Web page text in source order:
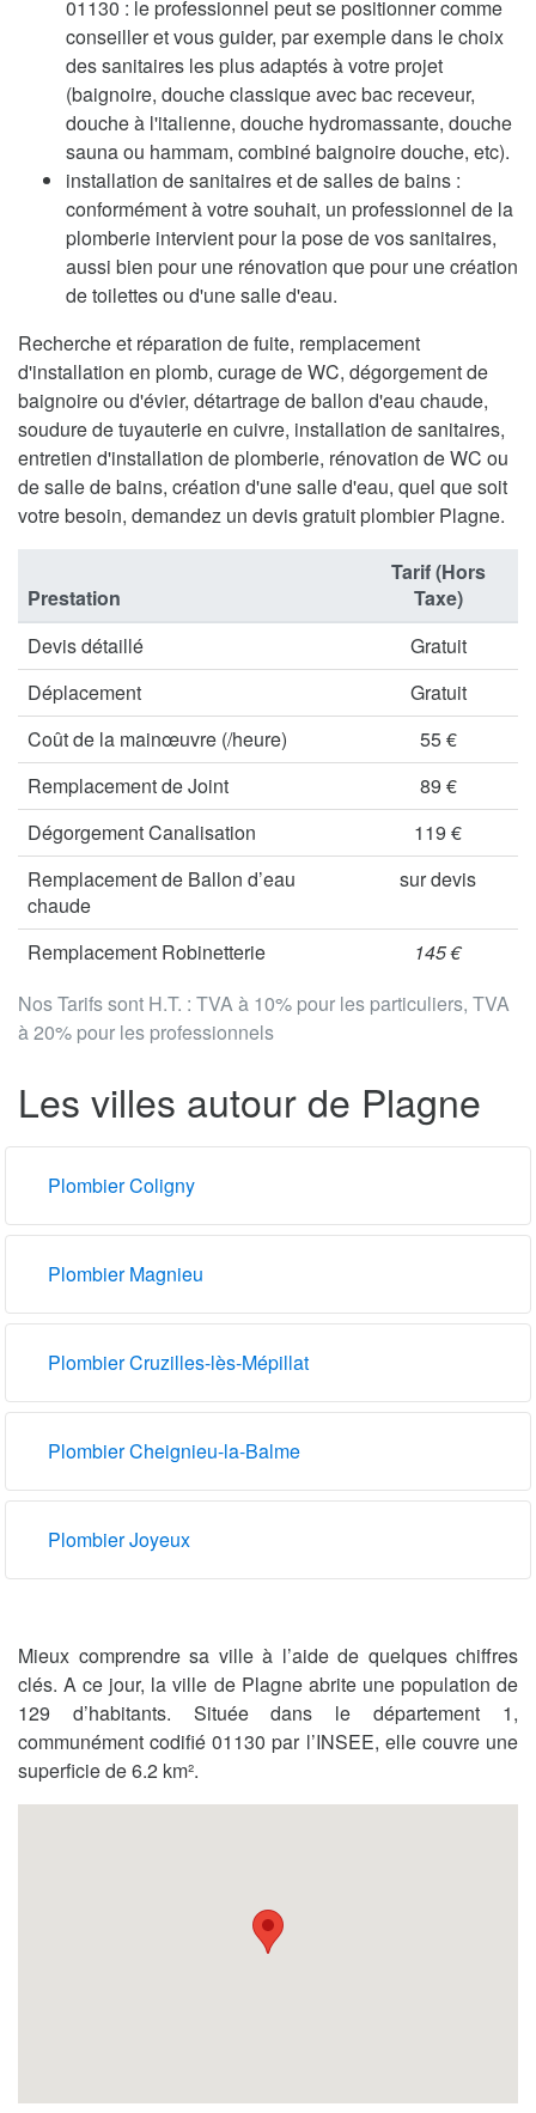
01130 : le professionnel peut se positionner comme
conseiller et vous guider, par exemple dans le choix
des sanitaires les plus adaptés à votre projet
(baignoire, douche classique avec bac receveur,
douche à l'italienne, douche hydromassante, douche
sauna ou hammam, combiné baignoire douche, etc).
installation de sanitaires et de salles de bains :
conformément à votre souhait, un professionnel de la
plomberie intervient pour la pose de vos sanitaires,
aussi bien pour une rénovation que pour une création
de toilettes ou d'une salle d'eau.
Recherche et réparation de fuite, remplacement
d'installation en plomb, curage de WC, dégorgement de
baignoire ou d'évier, détartrage de ballon d'eau chaude,
soudure de tuyauterie en cuivre, installation de sanitaires,
entretien d'installation de plomberie, rénovation de WC ou
de salle de bains, création d'une salle d'eau, quel que soit
votre besoin, demandez un devis gratuit plombier Plagne.
Nos Tarifs sont H.T. : TVA à 10% pour les particuliers, TVA
à 20% pour les professionnels
Prestation
Tarif (Hors
Taxe)
Devis détaillé
Gratuit
Déplacement
Gratuit
Coût de la mainœuvre (/heure)
55 €
Remplacement de Joint
89 €
Dégorgement Canalisation
119 €
Remplacement de Ballon d’eau
chaude
sur devis
Remplacement Robinetterie 145 €
Les villes autour de Plagne
Plombier Coligny
Plombier Magnieu
Plombier Cruzilles-lès-Mépillat
Plombier Cheignieu-la-Balme
Plombier Joyeux
Mieux comprendre sa ville à l’aide de quelques chiffres
clés. A ce jour, la ville de Plagne abrite une population de
129 d’habitants. Située dans le département 1,
communément codifié 01130 par l’INSEE, elle couvre une
superficie de 6.2 km².